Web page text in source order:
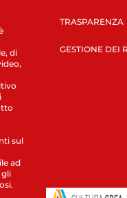
di
sul
ad
gli
TRASPARENZA
GESTIONE DEI